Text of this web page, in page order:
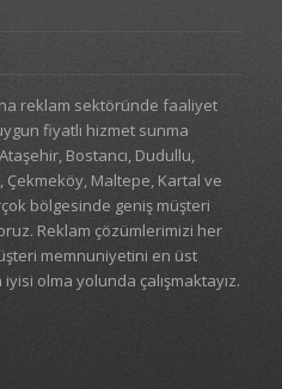
reklam sektöründe faaliyet
fiyatlı hizmet sunma
Bostancı, Dudullu,
Çekmeköy, Maltepe, Kartal ve
bölgesinde geniş müşteri
Reklam çözümlerimizi her
memnuniyetini en üst
olma yolunda çalışmaktayız.